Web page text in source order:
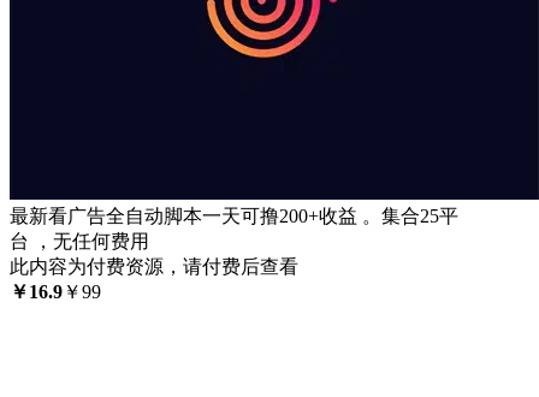
最新看广告全自动脚本一天可撸200+收益 。集合25平
台 ，无任何费用
此内容为付费资源，请付费后查看
￥16.9 ￥99